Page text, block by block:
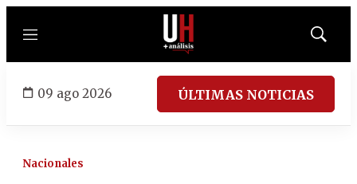
Menú
Mostrar
09 ago 2026 ÚLTIMAS NOTICIAS
Nacionales